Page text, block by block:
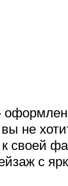
не
своей
с